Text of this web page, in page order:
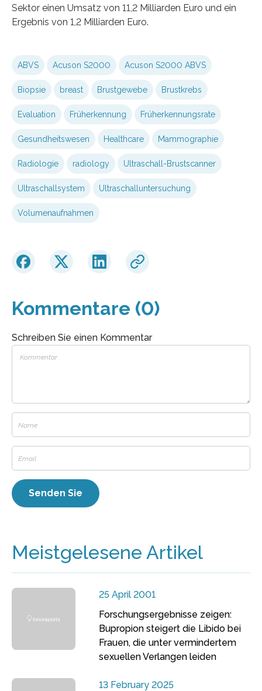
Sektor einen Umsatz von 11,2 Milliarden Euro und ein
Ergebnis von 1,2 Milliarden Euro.
ABVS Acuson S2000 Acuson S2000 ABVS
Biopsie breast Brustgewebe Brustkrebs
Evaluation Früherkennung Früherkennungsrate
Gesundheitswesen Healthcare Mammographie
Radiologie radiology Ultraschall-Brustscanner
Ultraschallsystem Ultraschalluntersuchung
Volumenaufnahmen
Kommentare (0)
Schreiben Sie einen Kommentar
Meistgelesene Artikel
25 April 2001
Forschungsergebnisse zeigen:
Bupropion steigert die Libido bei
Frauen, die unter vermindertem
sexuellen Verlangen leiden
13 February 2025